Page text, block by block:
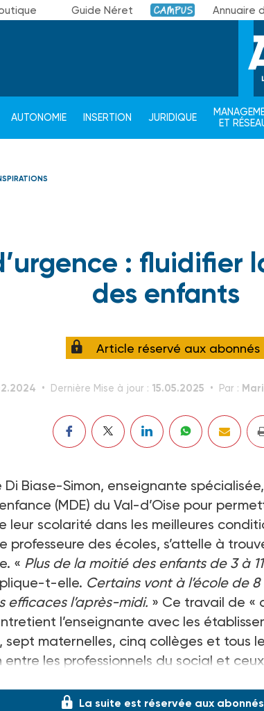
Guide Néret Campus Annuaire
AUTONOMIE INSERTION JURIDIQUE
ET
: fluidifier
des enfants
Article réservé aux abonnés
Dernière Mise à jour : 15.05.2025 Par :
Di Biase-Simon, enseignante
(MDE) du Val-d’Oise pour
leur scolarité dans les meilleures
professeure des écoles, s’attelle à
« Plus de la moitié des enfants de 3 à
t-elle. Certains vont à l’école de 8
efficaces l’après-midi. » Ce travail de «
l’enseignante avec les
sept maternelles, cinq collèges et tous
les professionnels du social et
La suite est réservée aux abonnés